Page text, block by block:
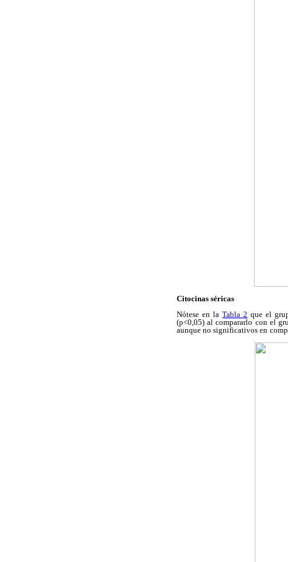
Citocinas séricas
Nótese en laTabla 2 que el
(p<0,05) al compararlo con el
aunque no significativos en